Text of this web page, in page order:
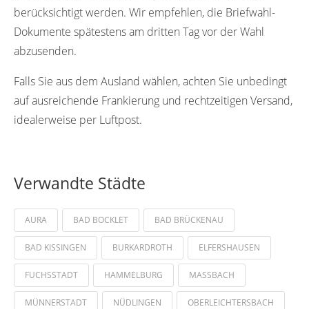
berücksichtigt werden. Wir empfehlen, die Briefwahl-
Dokumente spätestens am dritten Tag vor der Wahl
abzusenden.
Falls Sie aus dem Ausland wählen, achten Sie unbedingt
auf ausreichende Frankierung und rechtzeitigen Versand,
idealerweise per Luftpost.
Verwandte Städte
AURA BAD BOCKLET BAD BRÜCKENAU
BAD KISSINGEN BURKARDROTH ELFERSHAUSEN
FUCHSSTADT HAMMELBURG MASSBACH
MÜNNERSTADT NÜDLINGEN OBERLEICHTERSBACH